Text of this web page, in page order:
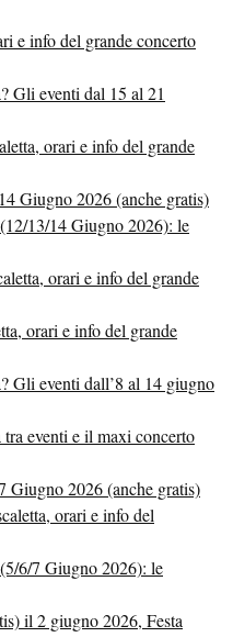
e info del grande concerto
Gli eventi dal 15 al 21
orari e info del grande
Giugno 2026 (anche gratis)
13/14 Giugno 2026): le
orari e info del grande
orari e info del grande
Gli eventi dall’8 al 14 giugno
eventi e il maxi concerto
Giugno 2026 (anche gratis)
orari e info del
6/7 Giugno 2026): le
il 2 giugno 2026, Festa